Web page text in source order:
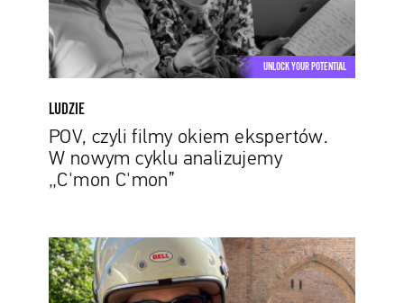
cyklu
analizujemy
„C'mon
C'mon”
UNLOCK YOUR POTENTIAL
LUDZIE
POV, czyli filmy okiem ekspertów.
W nowym cyklu analizujemy
„C'mon C'mon”
Konrad
Czernik:
Sztuka